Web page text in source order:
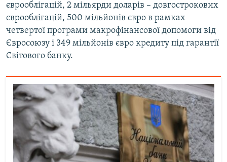
єврооблігацій, 2 мільярди доларів – довгострокових
єврооблігацій, 500 мільйонів євро в рамках
четвертої програми макрофінансової допомоги від
Євросоюзу і 349 мільйонів євро кредиту під гарантії
Світового банку.